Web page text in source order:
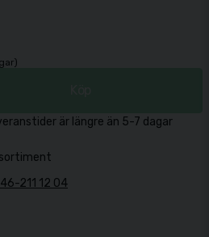
är längre än 5-7 dagar
211 12 04